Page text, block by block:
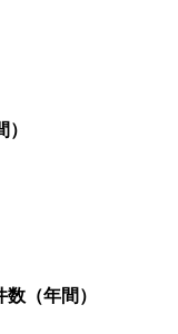
数（年間）